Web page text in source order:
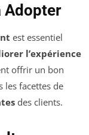
Adopter
est essentiel
l’expérience
offrir un bon
les facettes de
des clients.